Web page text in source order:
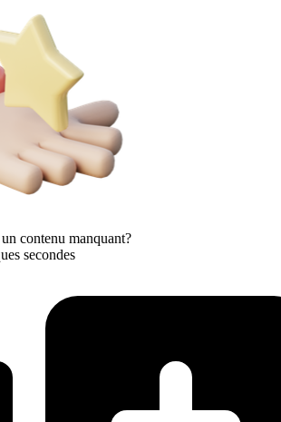
contenu manquant?
secondes